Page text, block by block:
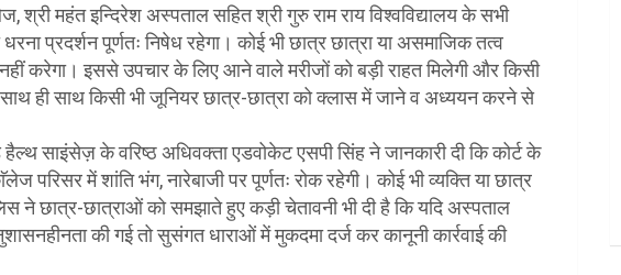
महंत इन्दिरेश अस्पताल सहित श्री गुरु राम राय विश्वविद्यालय के सभी
प्रदर्शन पूर्णतः निषेध रहेगा। कोई भी छात्र छात्रा या असमाजिक तत्व
करेगा। इससे उपचार के लिए आने वाले मरीजों को बड़ी राहत मिलेगी और किसी
ही साथ किसी भी जूनियर छात्र-छात्रा को क्लास में जाने व अध्ययन करने से
साइंसेज़ के वरिष्ठ अधिवक्ता एडवोकेट एसपी सिंह ने जानकारी दी कि कोर्ट के
में शांति भंग, नारेबाजी पर पूर्णतः रोक रहेगी। कोई भी व्यक्ति या छात्र
ने छात्र-छात्राओं को समझाते हुए कड़ी चेतावनी भी दी है कि यदि अस्पताल
की गई तो सुसंगत धाराओं में मुकदमा दर्ज कर कानूनी कार्रवाई की